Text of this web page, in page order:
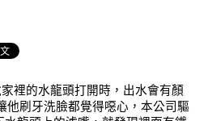
裡的水龍頭打開時，出水會有顏
他刷牙洗臉都覺得噁心，本公司驅